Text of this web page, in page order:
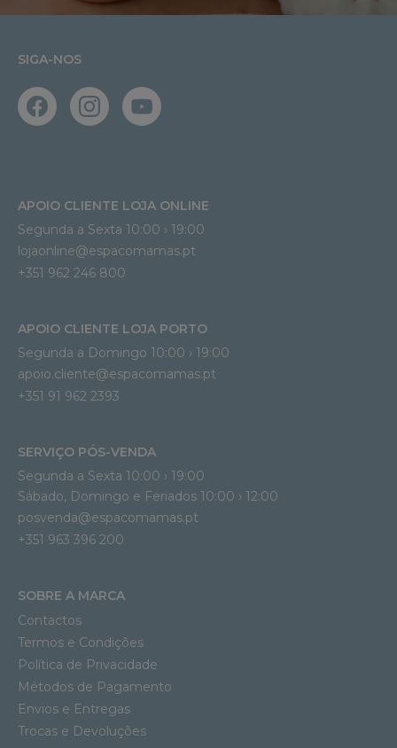
SIGA-NOS
APOIO CLIENTE LOJA ONLINE
Segunda a Sexta 10:00 › 19:00
lojaonline@espacomamas.pt
+351 962 246 800
APOIO CLIENTE LOJA PORTO
Segunda a Domingo 10:00 › 19:00
apoio.cliente@espacomamas.pt
+351 91 962 2393
SERVIÇO PÓS-VENDA
Segunda a Sexta 10:00 › 19:00
Sábado, Domingo e Feriados 10:00 › 12:00
posvenda@espacomamas.pt
+351 963 396 200
SOBRE A MARCA
Contactos
Termos e Condições
Política de Privacidade
Métodos de Pagamento
Envios e Entregas
Trocas e Devoluções